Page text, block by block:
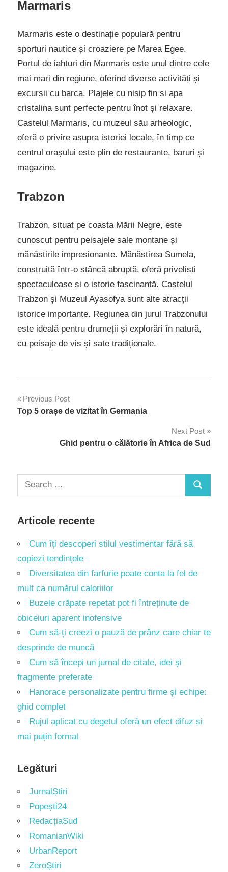
Marmaris
Marmaris este o destinație populară pentru
sporturi nautice și croaziere pe Marea Egee.
Portul de iahturi din Marmaris este unul dintre cele
mai mari din regiune, oferind diverse activități și
excursii cu barca. Plajele cu nisip fin și apa
cristalina sunt perfecte pentru înot și relaxare.
Castelul Marmaris, cu muzeul său arheologic,
oferă o privire asupra istoriei locale, în timp ce
centrul orașului este plin de restaurante, baruri și
magazine.
Trabzon
Trabzon, situat pe coasta Mării Negre, este
cunoscut pentru peisajele sale montane și
mănăstirile impresionante. Mănăstirea Sumela,
construită într-o stâncă abruptă, oferă priveliști
spectaculoase și o istorie fascinantă. Castelul
Trabzon și Muzeul Ayasofya sunt alte atracții
istorice importante. Regiunea din jurul Trabzonului
este ideală pentru drumeții și explorări în natură,
cu peisaje de vis și sate tradiționale.
Navigare
articole
Previous Post
Top 5 orașe de vizitat în Germania
Next Post
Ghid pentru o călătorie în Africa de Sud
Search
for:
Search
Articole recente
Cum îți descoperi stilul vestimentar fără să
copiezi tendințele
Diversitatea din farfurie poate conta la fel de
mult ca numărul caloriilor
Buzele crăpate repetat pot fi întreținute de
obiceiuri aparent inofensive
Cum să-ți creezi o pauză de prânz care chiar te
desprinde de muncă
Cum să începi un jurnal de citate, idei și
fragmente preferate
Hanorace personalizate pentru firme și echipe:
ghid complet
Rujul aplicat cu degetul oferă un efect difuz și
mai puțin formal
Legături
JurnalȘtiri
Popești24
RedacțiaSud
RomanianWiki
UrbanReport
ZeroȘtiri